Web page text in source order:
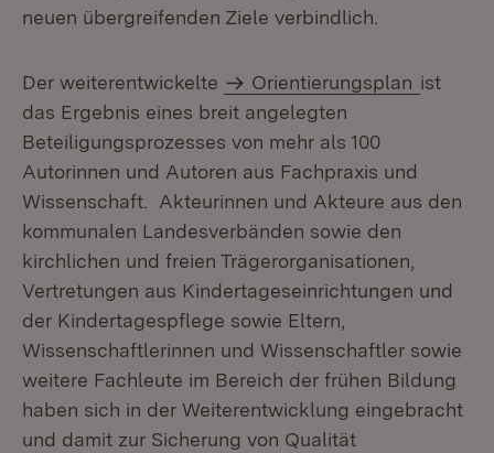
neuen übergreifenden Ziele verbindlich.
Der weiterentwickelte Orientierungsplan ist
das Ergebnis eines breit angelegten
Beteiligungsprozesses von mehr als 100
Autorinnen und Autoren aus Fachpraxis und
Wissenschaft. Akteurinnen und Akteure aus den
kommunalen Landesverbänden sowie den
kirchlichen und freien Trägerorganisationen,
Vertretungen aus Kindertageseinrichtungen und
der Kindertagespflege sowie Eltern,
Wissenschaftlerinnen und Wissenschaftler sowie
weitere Fachleute im Bereich der frühen Bildung
haben sich in der Weiterentwicklung eingebracht
und damit zur Sicherung von Qualität